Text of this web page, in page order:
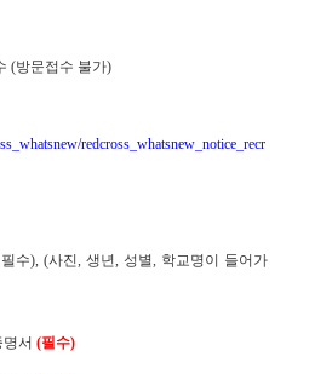
(방문접수 불가)
redcross_whatsnew_notice_recr
수), (사진, 생년, 성별, 학교명이 들어가
서 (필수)